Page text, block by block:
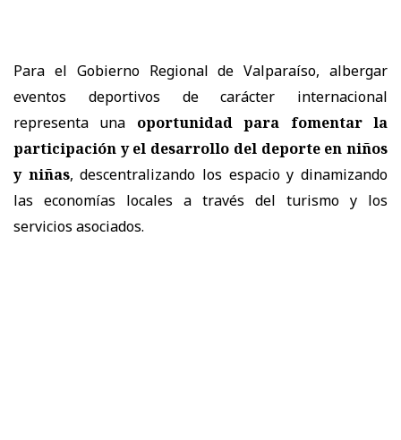
Para el Gobierno Regional de Valparaíso, albergar
eventos deportivos de carácter internacional
representa una
oportunidad para fomentar la
participación y el desarrollo del deporte en niños
y niñas, descentralizando los espacio y dinamizando
las economías locales a través del turismo y los
servicios asociados.